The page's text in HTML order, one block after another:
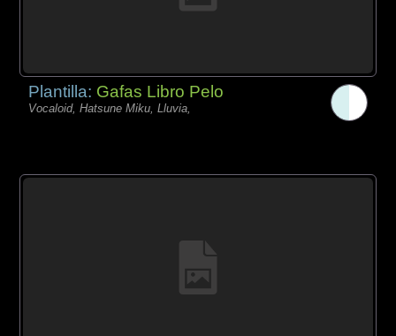
Plantilla: Gafas Libro Pelo
Vocaloid, Hatsune Miku, Lluvia,